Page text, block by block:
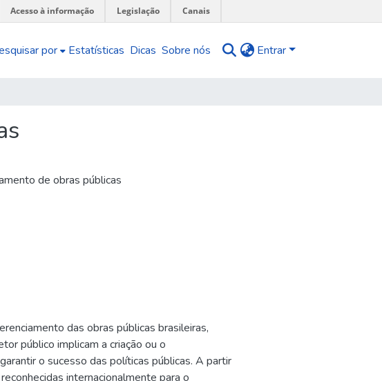
Acesso à informação Legislação Canais
por Estatísticas Dicas Sobre nós Entrar
de obras públicas
das obras públicas brasileiras,
público implicam a criação ou o
o sucesso das políticas públicas. A partir
internacionalmente para o